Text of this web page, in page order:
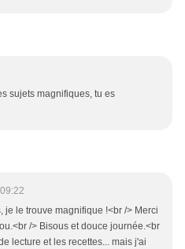
sujets magnifiques, tu es
je le trouve magnifique !<br /> Merci
/> Bisous et douce journée.<br
lecture et les recettes... mais j'ai